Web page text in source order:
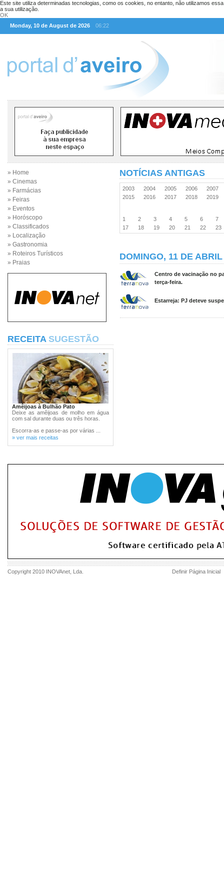
Este site utiliza determinadas tecnologias, como os cookies, no entanto, não utilizamos
a sua utilização.
OK
Monday, 10 de August de 2026
06:22
» Home
» Cinemas
» Farmácias
» Feiras
» Eventos
» Horóscopo
» Classificados
» Localização
» Gastronomia
» Roteiros Turísticos
» Praias
RECEITA SUGESTÃO
Amêijoas à Bulhão Pato
Deixe as amêijoas de molho em água
com sal durante duas ou três horas.
Escorra-as e passe-as por várias ...
» ver mais receitas
NOTÍCIAS ANTIGAS
2003 2004 2005 2006
2007
2015
2016 2017 2018 2019
1 2 3 4 5 6
7
17
18 19 20 21 22 23
DOMINGO, 11 DE
Centro de vacinação no
terça-feira.
Estarreja: PJ deteve
Copyright 2010 INOVAnet , Lda. Definir Página Inicial